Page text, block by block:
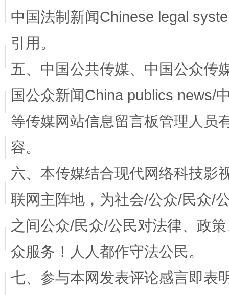
“蜀中异人”王建安的艺术幻境
中国法制新闻Chinese legal
引用。
五、中国公共传媒、中国公众传
国公众新闻China publics news/
等传媒网站信息留言板管理人员
容。
六、本传媒结合现代网络科技影
联网主阵地，为社会/公众/民众/
之间公众/民众/公民对法律、政
众服务！人人都作守法公民。
七、参与本网发表评论感言即表